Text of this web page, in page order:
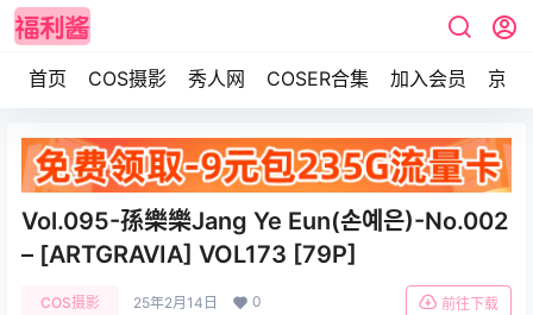
首页 COS摄影 秀人网 COSER合集 加入会员 京东
Vol.095-孫樂樂Jang Ye Eun(손예은)-No.002
– [ARTGRAVIA] VOL173 [79P]
COS摄影 25年2月14日 0 前往下载